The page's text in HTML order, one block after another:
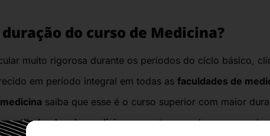
do curso de Medicina?
muito rigorosa durante os períodos do ciclo básico,
em período integral em todas as faculdades de
saiba que esse é o curso superior com maior
vestibulandos de medicina, ao optarem pelo curso,